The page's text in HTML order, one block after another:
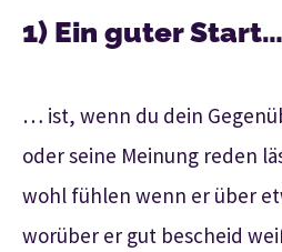
1) Ein guter Start…
… ist, wenn du dein
oder seine Meinung reden
wohl fühlen wenn er über
worüber er gut bescheid